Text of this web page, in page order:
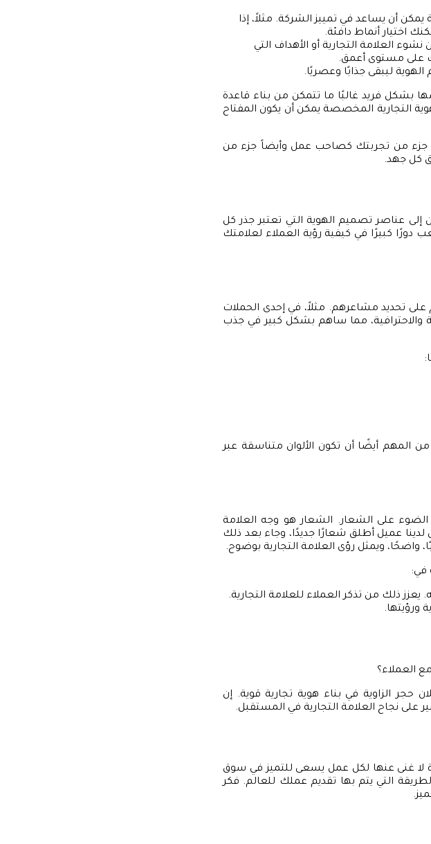
أن يساعد في تمييز الشركة. مثلاً، إذا
اختيار أنماط دافئة.
العلامة التجارية أو الأهداف التي
على مستوى أعمق.
ليبقى جذابًا وعصريًا.
بشكل فريد غالبًا ما تتمكن من بناء قاعدة
التجارية المخصصة يمكن أن يكون المفتاح
جزء من تجربتك كصاحب عمل وأيضاً جزء من
كل جهد.
عناصر تصميم الهوية التي تعتبر جذر كل
كبيرًا في كيفية رؤية العملاء لعلامتك
على تحديد مشاعرهم. مثلاً، في إحدى الحملات
والاحترافية، مما ساهم بشكل كبير في جذب
المهم أيضًا أن تكون الألوان متناسقة عبر
على الشعار. الشعار هو وجه العلامة
لدينا عميل أطلق شعارًا جديدًا، وجاء بعد ذلك
في:
ذلك من تذكر العملاء للعلامة التجارية.
ورؤيتها.
العملاء؟
حجر الزاوية في بناء هوية تجارية قوية. إن
على نجاح العلامة التجارية في المستقبل.
لا غنى عنها لكل عمل يسعى للتميز في سوق
التي يتم بها تقديم عملك للعالم. فكر